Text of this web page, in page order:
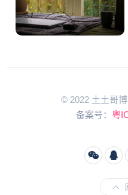
© 2022 土土哥
备案号： 粤